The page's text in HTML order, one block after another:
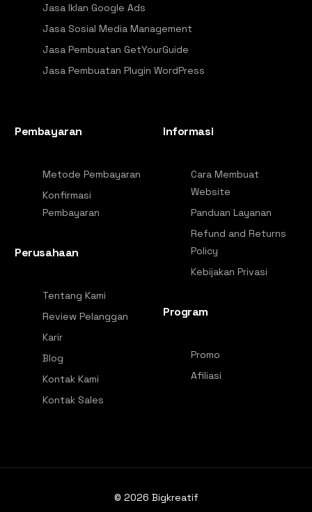
Jasa Iklan Google Ads
Jasa Sosial Media Management
Jasa Pembuatan GetYourGuide
Jasa Pembuatan Plugin WordPress
Pembayaran
Metode Pembayaran
Konfirmasi
Pembayaran
Perusahaan
Tentang Kami
Review Pelanggan
Karir
Blog
Kontak Kami
Kontak Sales
Informasi
Cara Membuat
Website
Panduan Layanan
Refund and Returns
Policy
Kebijakan Privasi
Program
Promo
Afiliasi
© 2026 Bigkreatif